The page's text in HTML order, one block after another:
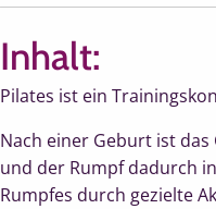
Inhalt:
Pilates ist ein
Nach einer Geburt ist
und der Rumpf dadurch
Rumpfes durch gezielte